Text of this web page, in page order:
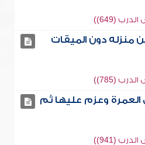
(649))
منزله دون الميقات
(785))
وعزم عليها ثم
(941))